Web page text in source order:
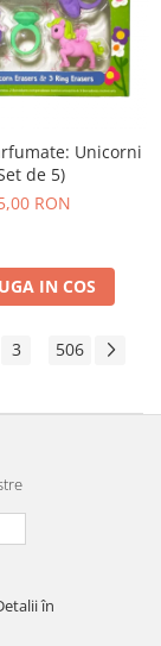
Unicorni
de 5)
RON
IN COS
3 506
în